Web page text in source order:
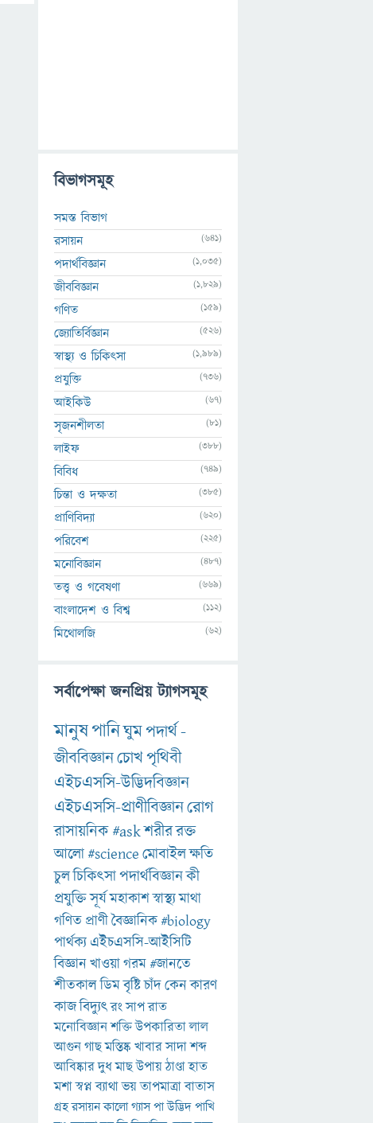
বিভাগসমূহ
সমস্ত বিভাগ
রসায়ন
(641)
পদার্থবিজ্ঞান (1,035)
জীববিজ্ঞান (1,829)
গণিত (159)
জ্যোতির্বিজ্ঞান (526)
স্বাস্থ্য ও চিকিৎসা (1,989)
প্রযুক্তি (736)
আইকিউ (67)
সৃজনশীলতা (81)
লাইফ (388)
বিবিধ (749)
চিন্তা ও দক্ষতা (385)
প্রাণিবিদ্যা (620)
পরিবেশ (225)
মনোবিজ্ঞান (487)
তত্ত্ব ও গবেষণা (669)
বাংলাদেশ ও বিশ্ব (112)
মিথোলজি (62)
সর্বাপেক্ষা জনপ্রিয় ট্যাগসমূহ
মানুষপানিঘুমপদার্থ-
জীববিজ্ঞানচোখপৃথিবী
এইচএসসি-উদ্ভিদবিজ্ঞান
এইচএসসি-প্রাণীবিজ্ঞানরোগ
রাসায়নিক#askশরীররক্ত
আলো#scienceমোবাইলক্ষতি
চুলচিকিৎসাপদার্থবিজ্ঞানকী
প্রযুক্তিসূর্যমহাকাশস্বাস্থ্যমাথা
গণিত প্রাণীবৈজ্ঞানিক#biology
পার্থক্য এইচএসসি-আইসিটি
বিজ্ঞানখাওয়াগরম#জানতে
শীতকালডিমবৃষ্টিচাঁদকেনকারণ
কাজবিদ্যুৎরংসাপরাত
মনোবিজ্ঞানশক্তিউপকারিতালাল
আগুনগাছমস্তিষ্কখাবারসাদাশব্দ
আবিষ্কারদুধমাছউপায়ঠাণ্ডাহাত
মশাস্বপ্নব্যাথাভয়তাপমাত্রাবাতাস
গ্রহরসায়নকালোগ্যাসপাউদ্ভিদপাখি